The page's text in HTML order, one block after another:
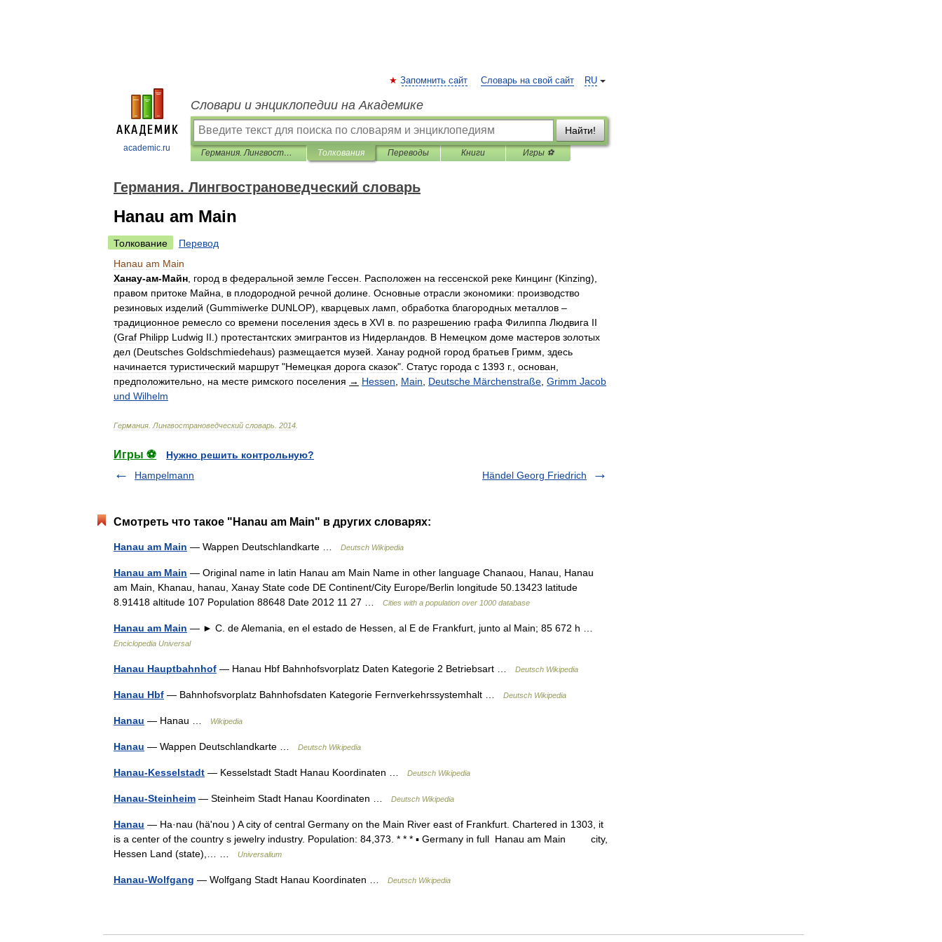
academic.ru
RU
Запомнить сайт Словарь на свой сайт
Словари и энциклопедии на Академике
Найти!
Германия. Лингвострановедческий словарь Толкования Переводы Книги Игры ⚽
Германия. Лингвострановедческий словарь
Hanau am Main
Толкование
Перевод
Hanau am Main
Ханау-ам-Майн город в федеральной земле Гессен Расположен на гессенской реке Кинцинг (Kinzing),
правом притоке Майна в плодородной речной долине Основные отрасли экономики: производство
резиновых изделий (Gummiwerke DUNLOP), кварцевых ламп обработка благородных металлов –
традиционное ремесло со времени поселения здесь в XVI в по разрешению графа Филиппа Людвига II
(Graf Philipp Ludwig II .) протестантских эмигрантов из Нидерландов В Немецком доме мастеров золотых
дел (Deutsches Goldschmiedehaus) размещается музей Ханау родной город братьев Гримм здесь
начинается туристический маршрут"Немецкая дорога сказок". Статус города с 1393 г., основан
предположительно на месте римского поселения → Hessen Main Deutsche Märchenstraße Grimm Jacob
und Wilhelm
Германия Лингвострановедческий словарь 2014
Игры ⚽
Нужно решить контрольную?
Hampelmann
Händel Georg Friedrich
Смотреть что такое "Hanau am Main" в других словарях:
Hanau am Main — Wappen Deutschlandkarte … Deutsch Wikipedia
Hanau am Main — Original name in latin Hanau am Main Name in other language Chanaou, Hanau, Hanau
am Main, Khanau, hanau, Ханау State code DE Continent/City Europe/Berlin longitude 50.13423 latitude
8.91418 altitude 107 Population 88648 Date 2012 11 27 …
Cities with a population over 1000 database
Hanau am Main — ► C. de Alemania, en el estado de Hessen, al E de Frankfurt, junto al Main; 85 672 h …
Enciclopedia Universal
Hanau Hauptbahnhof — Hanau Hbf Bahnhofsvorplatz Daten Kategorie 2 Betriebsart … Deutsch Wikipedia
Hanau Hbf — Bahnhofsvorplatz Bahnhofsdaten Kategorie Fernverkehrssystemhalt … Deutsch Wikipedia
Hanau — Hanau … Wikipedia
Hanau — Wappen Deutschlandkarte … Deutsch Wikipedia
Hanau-Kesselstadt — Kesselstadt Stadt Hanau Koordinaten … Deutsch Wikipedia
Hanau-Steinheim — Steinheim Stadt Hanau Koordinaten … Deutsch Wikipedia
Hanau — Ha·nau (häʹnou ) A city of central Germany on the Main River east of Frankfurt. Chartered in 1303, it
is a center of the country s jewelry industry. Population: 84,373. * * * ▪ Germany in full Hanau am Main city,
Hessen Land (state),… …
Universalium
Hanau-Wolfgang — Wolfgang Stadt Hanau Koordinaten … Deutsch Wikipedia